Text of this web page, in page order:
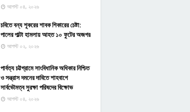
আগস্ট ০৪, ২০২৬
চবিতে বন্য শূকরের শাবক শিকারের চেষ্টা:
পালের পাল্টা হামলায় আহত ১০ ফুটের অজগর
আগস্ট ০২, ২০২৬
পার্বত্য চট্টগ্রামে সাংবিধানিক অধিকার নিশ্চিত
ও সন্ত্রাস দমনের দাবিতে শাহবাগে
সার্বভৌমত্ব সুরক্ষা পরিষদের বিক্ষোভ
আগস্ট ০৪, ২০২৬